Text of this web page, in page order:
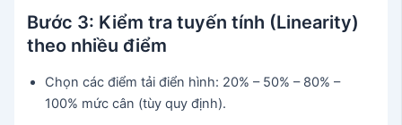
Bước 3: Kiểm tra tuyến tính (Linearity)
theo nhiều điểm
Chọn các điểm tải điển hình: 20% – 50% – 80% –
100% mức cân (tùy quy định).